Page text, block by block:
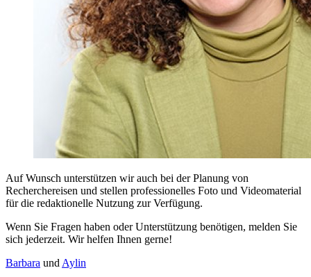
Auf Wunsch unterstützen wir auch bei der Planung von
Recherchereisen und stellen professionelles Foto und Videomaterial
für die redaktionelle Nutzung zur Verfügung.
Wenn Sie Fragen haben oder Unterstützung benötigen, melden Sie
sich jederzeit. Wir helfen Ihnen gerne!
Barbara und Aylin